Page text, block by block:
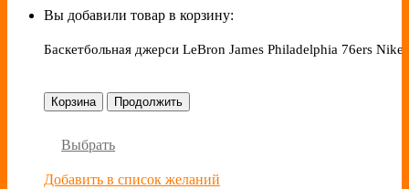
Вы добавили товар в корзину:
Баскетбольная джерси LeBron James Philadelphia 76ers Nike
Корзина Продолжить
Выбрать
Добавить в список желаний